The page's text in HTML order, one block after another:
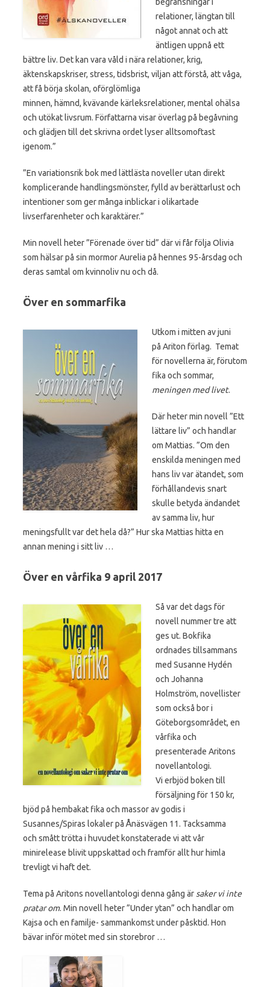
relationer, längtan till
något annat och att
äntligen uppnå ett
bättre liv. Det kan vara våld i nära relationer, krig,
äktenskapskriser, stress, tidsbrist, viljan att förstå, att våga,
att få börja skolan, oförglömliga
minnen, hämnd, kvävande kärleksrelationer, mental ohälsa
och utökat livsrum. Författarna visar överlag på begåvning
och glädjen till det skrivna ordet lyser alltsomoftast
igenom.”
”En variationsrik bok med lättlästa noveller utan direkt
komplicerande handlingsmönster, fylld av berättarlust och
intentioner som ger många inblickar i olikartade
livserfarenheter och karaktärer.”
Min novell heter ”Förenade över tid” där vi får följa Olivia
som hälsar på sin mormor Aurelia på hennes 95-årsdag och
deras samtal om kvinnoliv nu och då.
Över en sommarfika
Utkom i mitten av juni
på Ariton förlag. Temat
för novellerna är, förutom
fika och sommar,
meningen med livet.
Där heter min novell ”Ett
lättare liv” och handlar
om Mattias. ”Om den
enskilda meningen med
hans liv var ätandet, som
förhållandevis snart
skulle betyda ändandet
av samma liv, hur
meningsfullt var det hela då?” Hur ska Mattias hitta en
annan mening i sitt liv …
Över en vårfika 9 april 2017
Så var det dags för
novell nummer tre att
ges ut. Bokfika
ordnades tillsammans
med Susanne Hydén
och Johanna
Holmström, novellister
som också bor i
Göteborgsområdet, en
vårfika och
presenterade Aritons
novellantologi.
Vi erbjöd boken till
försäljning för 150 kr,
bjöd på hembakat fika och massor av godis i
Susannes/Spiras lokaler på Ånäsvägen 11. Tacksamma
och smått trötta i huvudet konstaterade vi att vår
minirelease blivit uppskattad och framför allt hur himla
trevligt vi haft det.
Tema på Aritons novellantologi denna gång är saker vi inte
pratar om. Min novell heter ”Under ytan” och handlar om
Kajsa och en familje- sammankomst under påsktid. Hon
bävar inför mötet med sin storebror …